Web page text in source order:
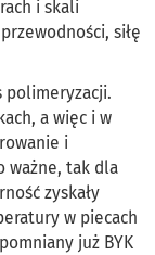
i skali
siłę
polimeryzacji.
a więc i w
i
ważne, tak dla
zyskały
w piecach
już BYK